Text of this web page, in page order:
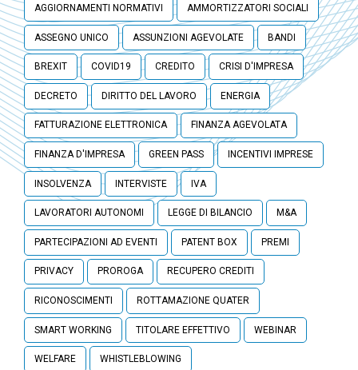
AGGIORNAMENTI NORMATIVI AMMORTIZZATORI SOCIALI
ASSEGNO UNICO ASSUNZIONI AGEVOLATE BANDI
BREXIT COVID19 CREDITO CRISI D'IMPRESA
DECRETO DIRITTO DEL LAVORO ENERGIA
FATTURAZIONE ELETTRONICA FINANZA AGEVOLATA
FINANZA D'IMPRESA GREEN PASS INCENTIVI IMPRESE
INSOLVENZA INTERVISTE IVA
LAVORATORI AUTONOMI LEGGE DI BILANCIO M&A
PARTECIPAZIONI AD EVENTI PATENT BOX PREMI
PRIVACY PROROGA RECUPERO CREDITI
RICONOSCIMENTI ROTTAMAZIONE QUATER
SMART WORKING TITOLARE EFFETTIVO WEBINAR
WELFARE WHISTLEBLOWING